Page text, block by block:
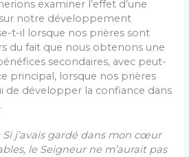
examiner l’effet d’une
notre développement
t-il lorsque nos prières sont
du fait que nous obtenons une
secondaires, avec peut-
principal, lorsque nos prières
de développer la confiance dans
Si j’avais gardé dans mon cœur
le Seigneur ne m’aurait pas